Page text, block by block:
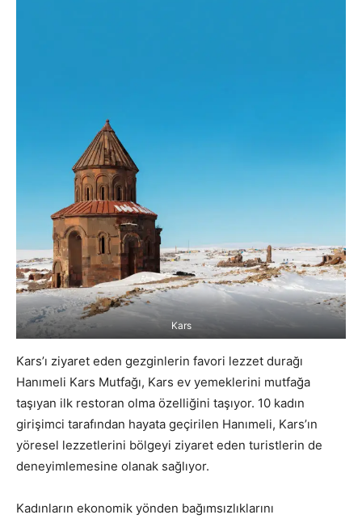
Kars
Kars’ı ziyaret eden gezginlerin favori lezzet durağı
Hanımeli Kars Mutfağı, Kars ev yemeklerini mutfağa
taşıyan ilk restoran olma özelliğini taşıyor. 10 kadın
girişimci tarafından hayata geçirilen Hanımeli, Kars’ın
yöresel lezzetlerini bölgeyi ziyaret eden turistlerin de
deneyimlemesine olanak sağlıyor.
Kadınların ekonomik yönden bağımsızlıklarını